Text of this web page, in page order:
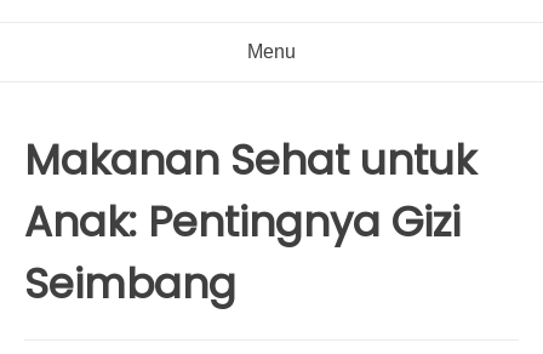
Menu
Makanan Sehat untuk
Anak: Pentingnya Gizi
Seimbang